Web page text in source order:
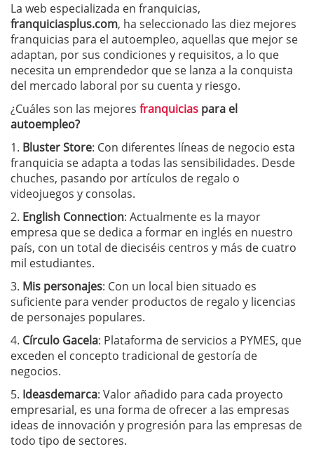
La web especializada en franquicias,
franquiciasplus.com, ha seleccionado las diez mejores
franquicias para el autoempleo, aquellas que mejor se
adaptan, por sus condiciones y requisitos, a lo que
necesita un emprendedor que se lanza a la conquista
del mercado laboral por su cuenta y riesgo.
¿Cuáles son las mejores franquicias para el
autoempleo?
1. Bluster Store: Con diferentes líneas de negocio esta
franquicia se adapta a todas las sensibilidades. Desde
chuches, pasando por artículos de regalo o
videojuegos y consolas.
2. English Connection: Actualmente es la mayor
empresa que se dedica a formar en inglés en nuestro
país, con un total de dieciséis centros y más de cuatro
mil estudiantes.
3. Mis personajes: Con un local bien situado es
suficiente para vender productos de regalo y licencias
de personajes populares.
4. Círculo Gacela: Plataforma de servicios a PYMES, que
exceden el concepto tradicional de gestoría de
negocios.
5. Ideasdemarca: Valor añadido para cada proyecto
empresarial, es una forma de ofrecer a las empresas
ideas de innovación y progresión para las empresas de
todo tipo de sectores.